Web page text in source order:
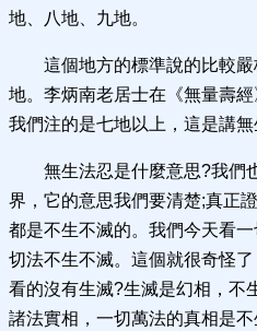
地、八地、九地。
這個地方的標準說的比較
地。李炳南老居士在《無量壽
我們注的是七地以上，這是講無
無生法忍是什麼意思?我們
界，它的意思我們要清楚;真正
都是不生不滅的。我們今天看
切法不生不滅。這個就很奇怪
看的沒有生滅?生滅是幻相，不
諸法實相，一切萬法的真相是